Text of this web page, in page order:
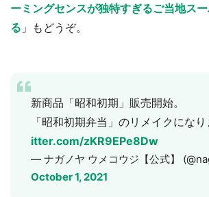
ーミングセンスが独特すぎるご当地ス
る 」もどうぞ。
新商品「昭和初期」販売開始。
「昭和初期弁当」のリメイクになり
itter.com/zKR9EPe8Dw
— ナガノヤ ウメコウジ【公式】
October 1, 2021